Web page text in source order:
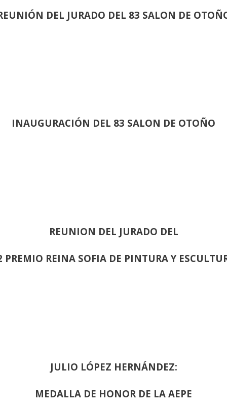
DEL JURADO DEL 83 SALON DE
INAUGURACIÓN DEL 83 SALON DE OTOÑO
REUNION DEL JURADO DEL
PREMIO REINA SOFIA DE PINTURA Y
JULIO LÓPEZ HERNÁNDEZ:
MEDALLA DE HONOR DE LA AEPE